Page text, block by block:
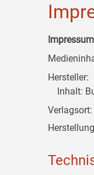
Impressum
Hersteller:
Inhalt:
Verlagsort: